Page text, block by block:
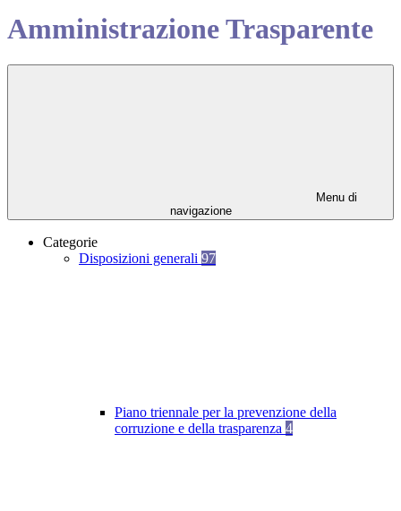
Amministrazione Trasparente
Menu di
navigazione
Categorie
Disposizioni generali 97
Piano triennale per la prevenzione della
corruzione e della trasparenza 4